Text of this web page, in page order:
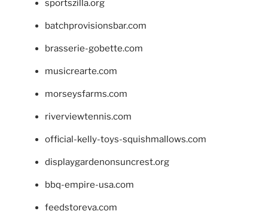
sportszilla.org
batchprovisionsbar.com
brasserie-gobette.com
musicrearte.com
morseysfarms.com
riverviewtennis.com
official-kelly-toys-squishmallows.com
displaygardenonsuncrest.org
bbq-empire-usa.com
feedstoreva.com